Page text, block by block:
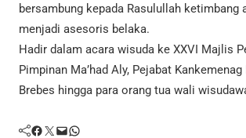
bersambung kepada Rasulullah ketimbang
menjadi asesoris belaka.
Hadir dalam acara wisuda ke XXVI Majlis
Pimpinan Ma’had Aly, Pejabat
Brebes hingga para orang tua wali
Facebook Twitter Mail WhatsApp